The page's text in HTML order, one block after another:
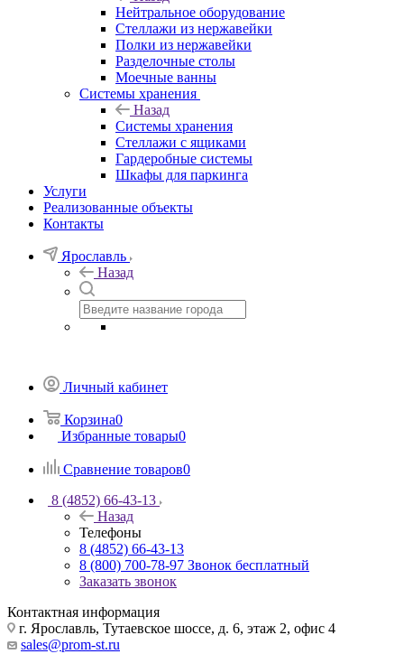
Нейтральное оборудование
Стеллажи из нержавейки
Полки из нержавейки
Разделочные столы
Моечные ванны
Системы хранения
Назад
Системы хранения
Стеллажи с ящиками
Гардеробные системы
Шкафы для паркинга
Услуги
Реализованные объекты
Контакты
Ярославль
Назад
Личный кабинет
Корзина0
Избранные товары0
Сравнение товаров0
8 (4852) 66-43-13
Назад
Телефоны
8 (4852) 66-43-13
8 (800) 700-78-97 Звонок бесплатный
Заказать звонок
Контактная информация
г. Ярославль, Тутаевское шоссе, д. 6, этаж 2, офис 4
sales@prom-st.ru